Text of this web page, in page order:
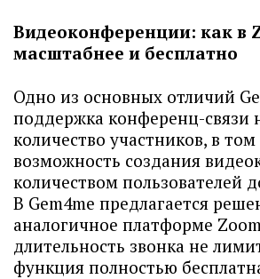
Видеоконференции: как в
масштабнее и бесплатно
Одно из основных отличий
поддержка конференц-связи
количество участников, в том
возможность создания
количеством пользователей
В Gem4me предлагается
аналогичное платформе
длительность звонка не
функция полностью